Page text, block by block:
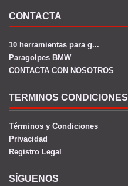
CONTACTA
10 herramientas para g...
Paragolpes BMW
CONTACTA CON NOSOTROS
TERMINOS CONDICIONES
Términos y Condiciones
Privacidad
Registro Legal
SÍGUENOS